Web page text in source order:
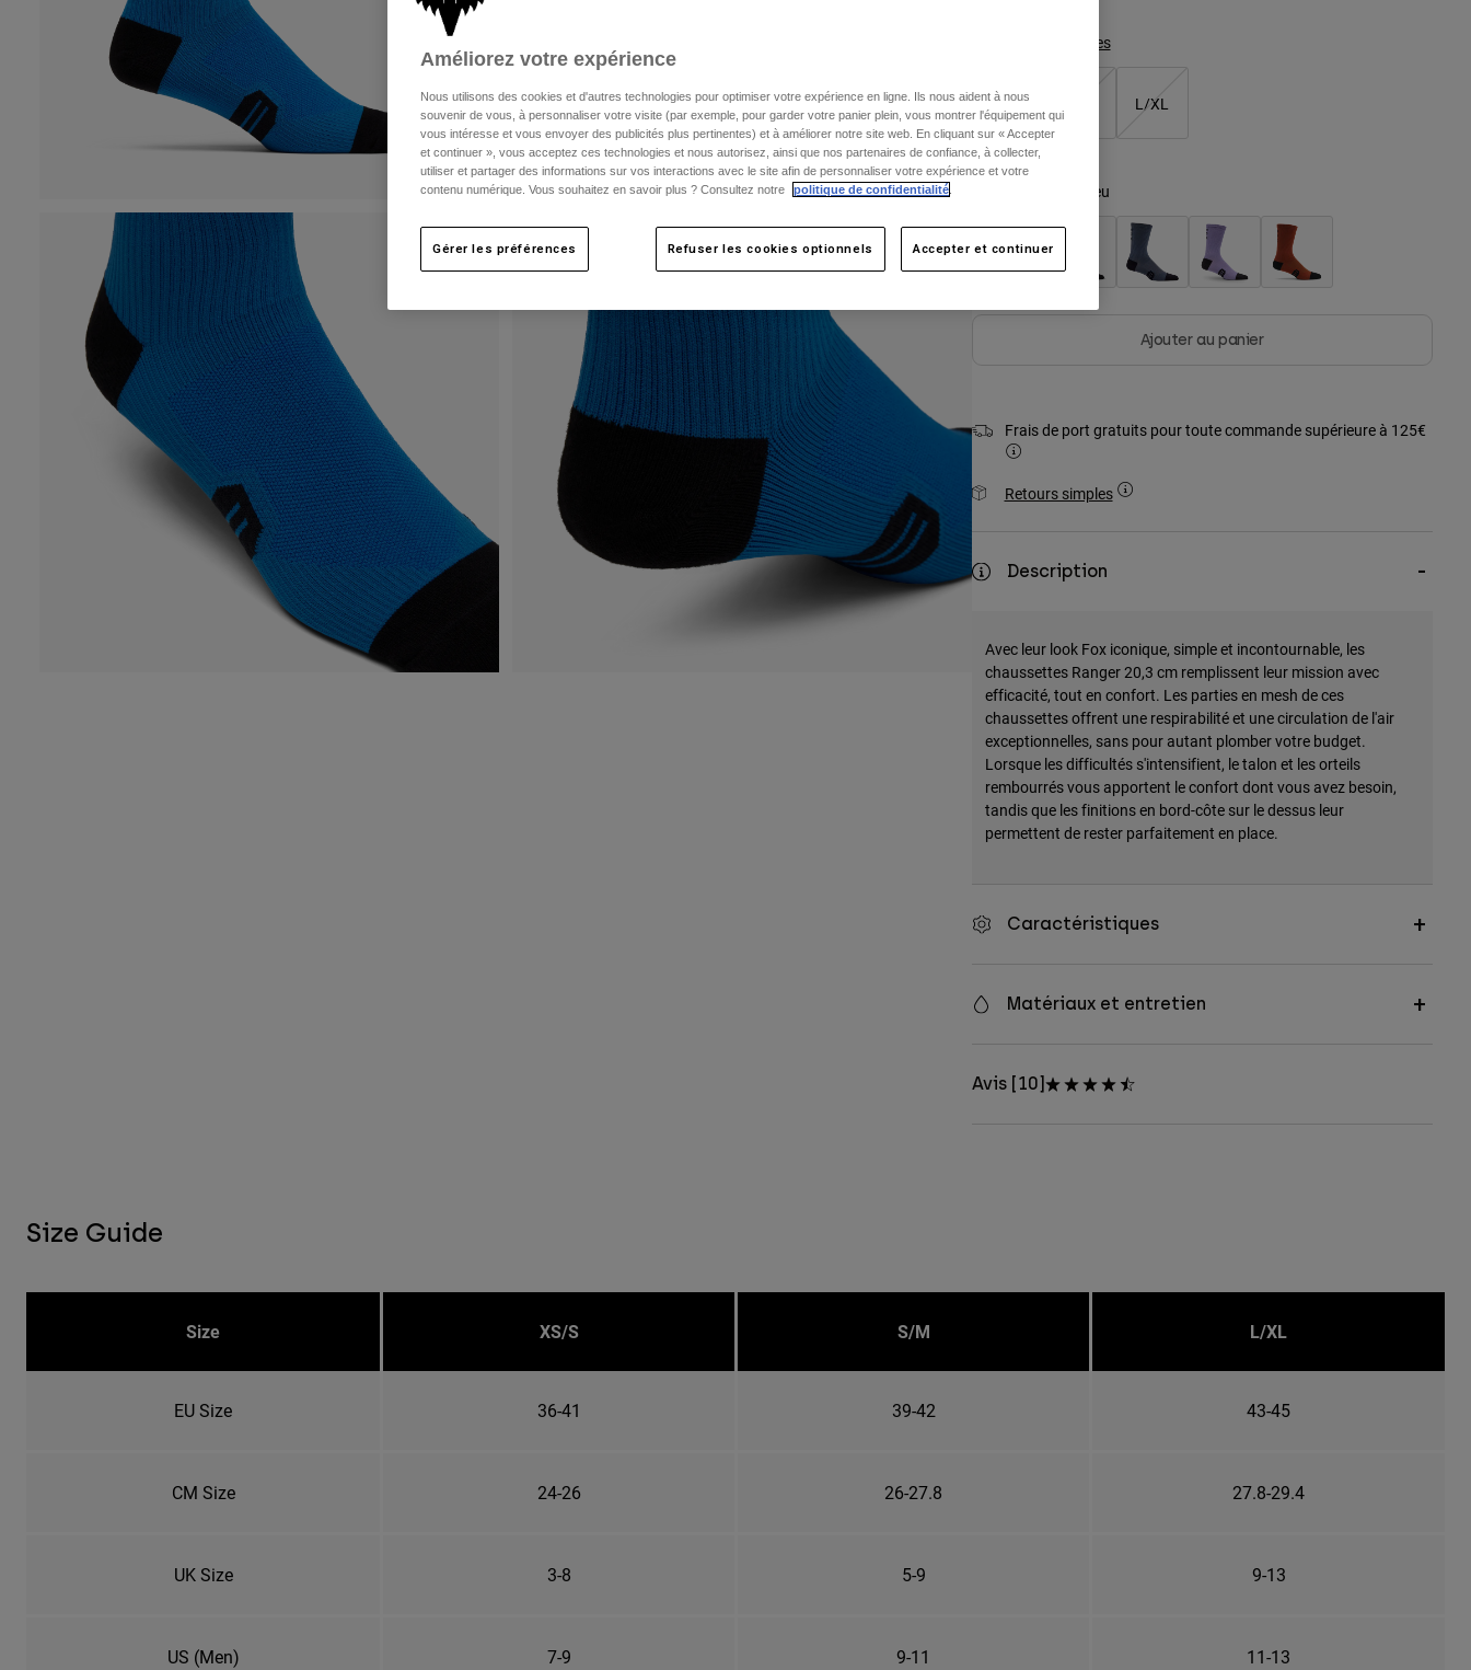
Tableau des tailles
XS/S L/XL
Joyau bleu
Ajouter au panier
Frais de port gratuits pour toute commande supérieure à 125€
Retours simples
Description
Avec leur look Fox iconique, simple et incontournable, les
chaussettes Ranger 20,3 cm remplissent leur mission avec
efficacité, tout en confort. Les parties en mesh de ces
chaussettes offrent une respirabilité et une circulation de l'air
exceptionnelles, sans pour autant plomber votre budget.
Lorsque les difficultés s'intensifient, le talon et les orteils
rembourrés vous apportent le confort dont vous avez besoin,
tandis que les finitions en bord-côte sur le dessus leur
permettent de rester parfaitement en place.
Caractéristiques
Matériaux et entretien
Avis [10]
Size Guide
Size XS/S S/M L/XL
EU Size 36-41 39-42 43-45
CM Size 24-26 26-27.8 27.8-29.4
UK Size 3-8 5-9 9-13
US (Men) 7-9 9-11 11-13
Améliorez votre expérience
Nous utilisons des cookies et d'autres technologies pour optimiser votre expérience en ligne. Ils nous aident à nous
souvenir de vous, à personnaliser votre visite (par exemple, pour garder votre panier plein, vous montrer l'équipement qui
vous intéresse et vous envoyer des publicités plus pertinentes) et à améliorer notre site web. En cliquant sur « Accepter
et continuer », vous acceptez ces technologies et nous autorisez, ainsi que nos partenaires de confiance, à collecter,
utiliser et partager des informations sur vos interactions avec le site afin de personnaliser votre expérience et votre
contenu numérique. Vous souhaitez en savoir plus ? Consultez notre
politique de confidentialité
Gérer les préférences Refuser les cookies optionnels Accepter et continuer